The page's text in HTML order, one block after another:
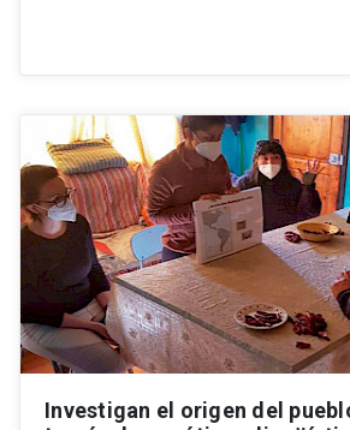
Investigan el origen del